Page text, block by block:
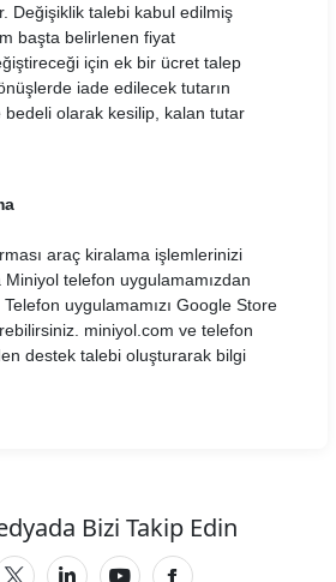
Değişiklik talebi kabul edilmiş
başta belirlenen fiyat
için ek bir ücret talep
iade edilecek tutarın
bedeli olarak kesilip, kalan tutar
araç kiralama işlemlerinizi
Miniyol telefon uygulamamızdan
uygulamamızı Google Store
miniyol.com ve telefon
destek talebi oluşturarak bilgi
Bizi Takip Edin